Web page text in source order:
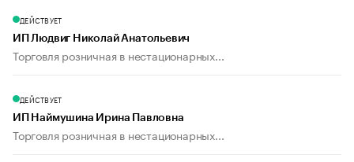
ДЕЙСТВУЕТ
ИП Людвиг Николай Анатольевич
Торговля розничная в нестационарных...
ДЕЙСТВУЕТ
ИП Наймушина Ирина Павловна
Торговля розничная в нестационарных...